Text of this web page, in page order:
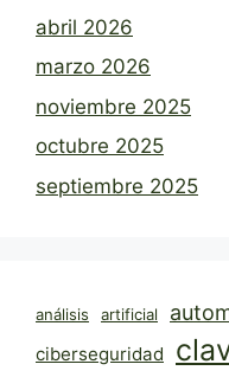
abril 2026
marzo 2026
noviembre 2025
octubre 2025
septiembre 2025
análisis artificial
ciberseguridad